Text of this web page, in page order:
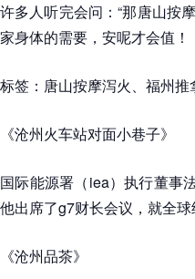
许多人听完会问：“那唐山按
家身体的需要，安呢才会值！
标签：唐山按摩泻火、福州
《沧州火车站对面小巷子》
国际能源署（iea）执行董事
他出席了g7财长会议，就全
《沧州品茶》